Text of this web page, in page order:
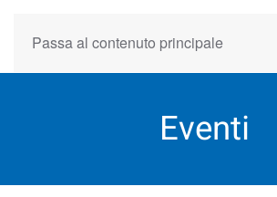
Passa al contenuto principale
Eventi